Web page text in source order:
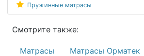
Пружинные матрасы
Смотрите также:
Матрасы
Матрасы Орматек